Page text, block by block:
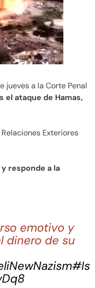
jueves a la Corte Penal
el ataque de Hamas,
Exteriores
y responde a la
emotivo y
dinero de su
#Is